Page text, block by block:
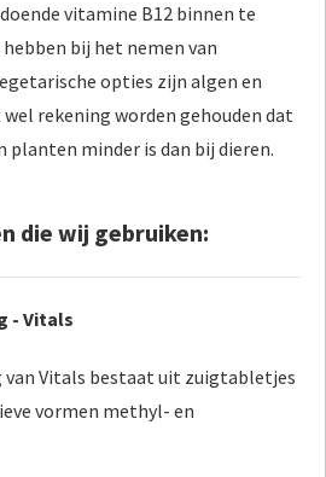
vitamine B12 binnen te
bij het nemen van
opties zijn algen en
rekening worden gehouden dat
planten minder is dan bij dieren.
die wij gebruiken:
- Vitals
van Vitals bestaat uit zuigtabletjes
vormen methyl- en